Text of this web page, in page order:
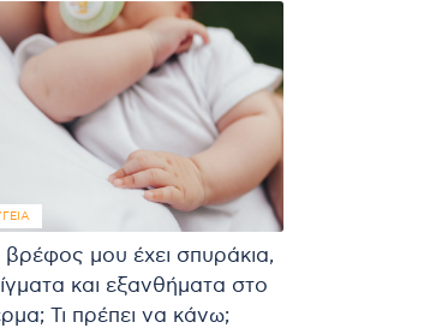
βρέφος μου έχει σπυράκια,
και εξανθήματα στο
Τι πρέπει να κάνω;